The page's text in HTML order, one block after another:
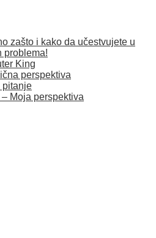
zašto i kako da učestvujete u
problema!
King
perspektiva
pitanje
Moja perspektiva